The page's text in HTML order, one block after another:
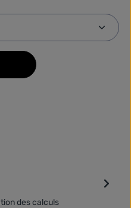
la quantité
des calculs